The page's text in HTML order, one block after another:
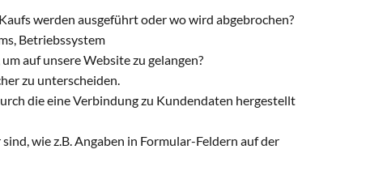
werden ausgeführt oder wo wird abgebrochen?
Betriebssystem
auf unsere Website zu gelangen?
zu unterscheiden.
die eine Verbindung zu Kundendaten hergestellt
wie z.B. Angaben in Formular-Feldern auf der